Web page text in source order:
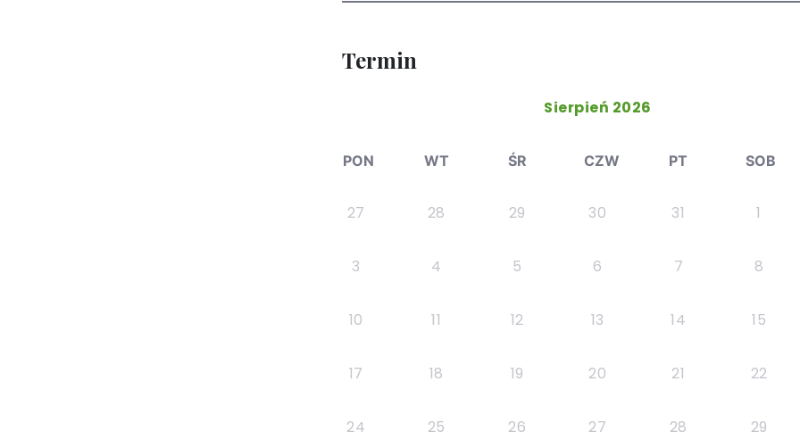
Termin
Sierpień 2026
PON WT ŚR CZW PT SOB
27 28 29 30 31 1
3 4 5 6 7 8
10 11 12 13 14 15
17 18 19 20 21 22
24 25 26 27 28 29